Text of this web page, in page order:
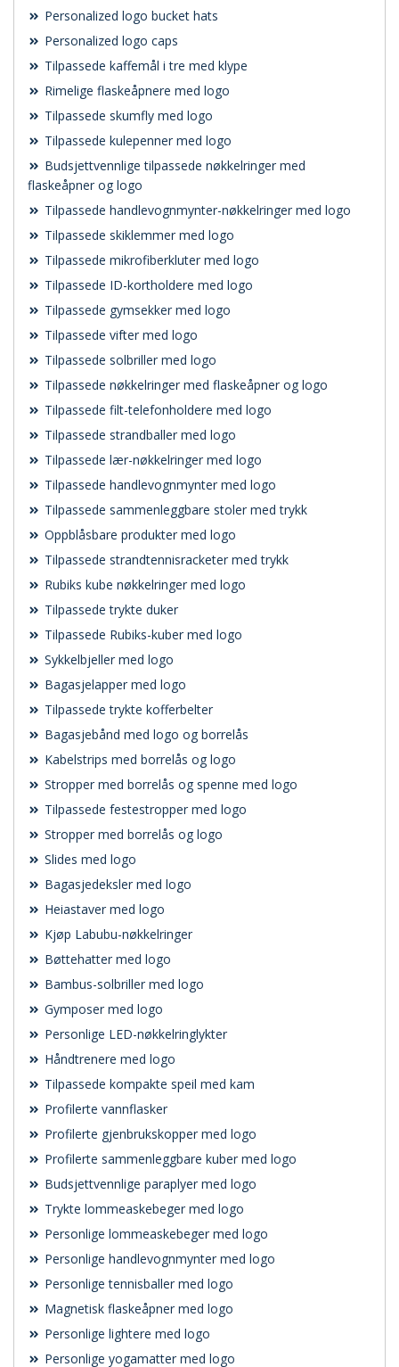
Personalized logo bucket hats
Personalized logo caps
Tilpassede kaffemål i tre med klype
Rimelige flaskeåpnere med logo
Tilpassede skumfly med logo
Tilpassede kulepenner med logo
Budsjettvennlige tilpassede nøkkelringer med
flaskeåpner og logo
Tilpassede handlevognmynter-nøkkelringer med logo
Tilpassede skiklemmer med logo
Tilpassede mikrofiberkluter med logo
Tilpassede ID-kortholdere med logo
Tilpassede gymsekker med logo
Tilpassede vifter med logo
Tilpassede solbriller med logo
Tilpassede nøkkelringer med flaskeåpner og logo
Tilpassede filt-telefonholdere med logo
Tilpassede strandballer med logo
Tilpassede lær-nøkkelringer med logo
Tilpassede handlevognmynter med logo
Tilpassede sammenleggbare stoler med trykk
Oppblåsbare produkter med logo
Tilpassede strandtennisracketer med trykk
Rubiks kube nøkkelringer med logo
Tilpassede trykte duker
Tilpassede Rubiks-kuber med logo
Sykkelbjeller med logo
Bagasjelapper med logo
Tilpassede trykte kofferbelter
Bagasjebånd med logo og borrelås
Kabelstrips med borrelås og logo
Stropper med borrelås og spenne med logo
Tilpassede festestropper med logo
Stropper med borrelås og logo
Slides med logo
Bagasjedeksler med logo
Heiastaver med logo
Kjøp Labubu-nøkkelringer
Bøttehatter med logo
Bambus-solbriller med logo
Gymposer med logo
Personlige LED-nøkkelringlykter
Håndtrenere med logo
Tilpassede kompakte speil med kam
Profilerte vannflasker
Profilerte gjenbrukskopper med logo
Profilerte sammenleggbare kuber med logo
Budsjettvennlige paraplyer med logo
Trykte lommeaskebeger med logo
Personlige lommeaskebeger med logo
Personlige handlevognmynter med logo
Personlige tennisballer med logo
Magnetisk flaskeåpner med logo
Personlige lightere med logo
Personlige yogamatter med logo